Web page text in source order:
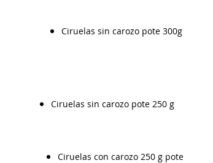
Ciruelas sin carozo pote 300g
Ciruelas sin carozo pote 250 g
Ciruelas con carozo 250 g pote